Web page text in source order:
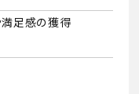
足感の獲得